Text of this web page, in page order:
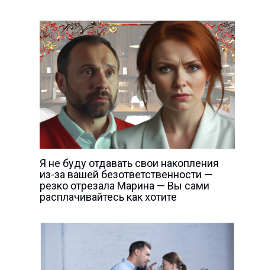
Я не буду отдавать свои накопления
из-за вашей безответственности —
резко отрезала Марина — Вы сами
расплачивайтесь как хотите